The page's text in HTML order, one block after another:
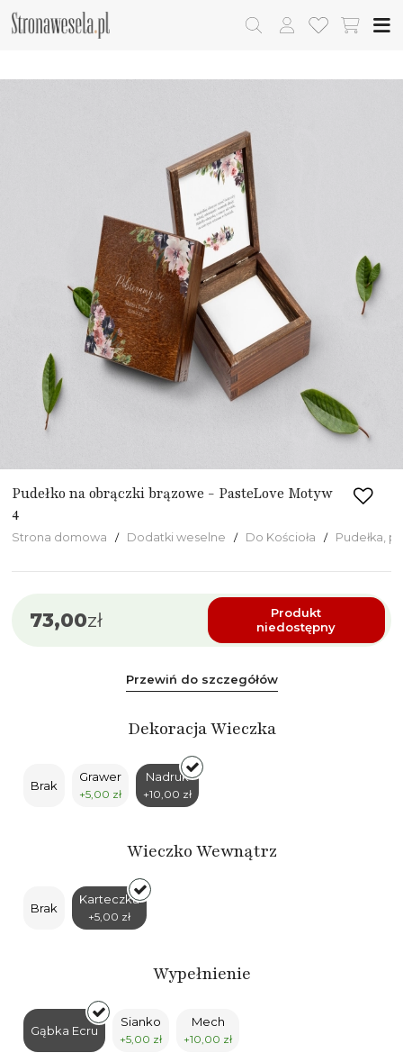
Pudełko na obrączki brązowe - PasteLove Motyw
4
Strona domowa Dodatki weselne Do Kościoła Pudełka,
73,00zł
Produkt
niedostępny
Przewiń do szczegółów
Dekoracja Wieczka
Brak
Grawer
+5,00 zł
Nadruk
+10,00 zł
Wieczko Wewnątrz
Brak
Karteczka
+5,00 zł
Wypełnienie
Gąbka Ecru
Sianko
+5,00 zł
Mech
+10,00 zł